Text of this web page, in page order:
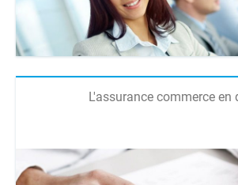
L'assurance commerce en